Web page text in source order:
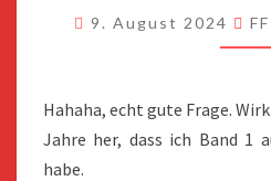
2?
9. August 2024 FF
Hahaha, echt gute Frage.
Jahre her, dass ich Band 1
habe.